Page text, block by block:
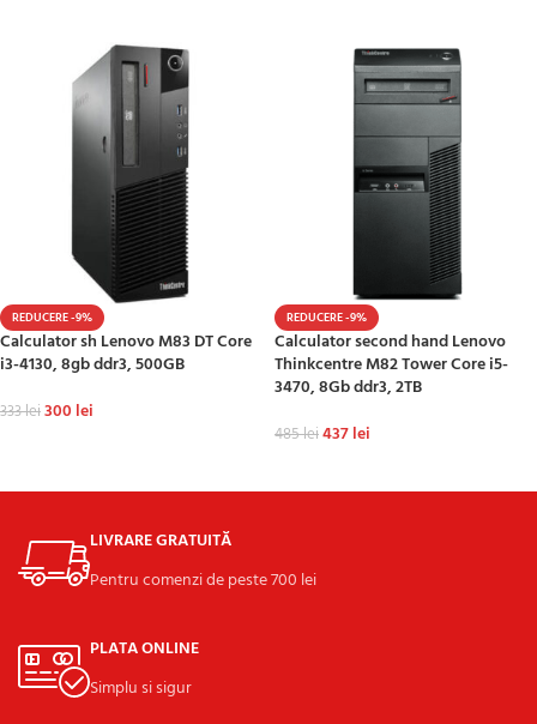
REDUCERE -9%
Calculator sh Lenovo M83 DT Core
i3-4130, 8gb ddr3, 500GB
333lei300 lei
REDUCERE -9%
Calculator second hand Lenovo
Thinkcentre M82 Tower Core i5-
3470, 8Gb ddr3, 2TB
485lei437lei
LIVRARE GRATUITĂ
Pentru comenzi de peste 700 lei
PLATA ONLINE
Simplu si sigur